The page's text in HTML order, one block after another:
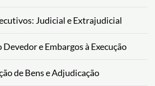
Judicial e Extrajudicial
e Embargos à Execução
de Bens e Adjudicação